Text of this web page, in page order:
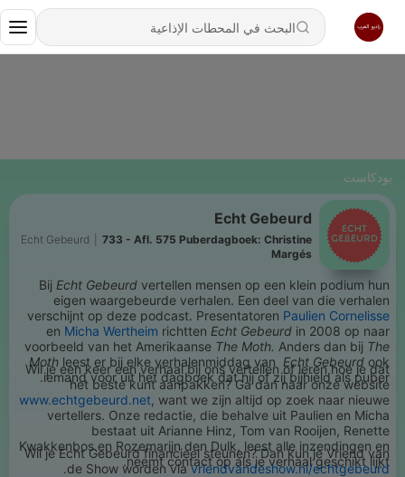
بودكاست
Echt Gebeurd
Echt Gebeurd
733 - Afl. 575 Puberdagboek: Christine
Margés
Bij Echt Gebeurd vertellen mensen op een klein podium hun
eigen waargebeurde verhalen. Een deel van die verhalen
verschijnt op deze podcast. Presentatoren Paulien Cornelisse
en Micha Wertheim richtten Echt Gebeurd in 2008 op naar
voorbeeld van het Amerikaanse The Moth. Anders dan bij The
Moth leest er bij elke verhalenmiddag van Echt Gebeurd ook
iemand voor uit het dagboek dat hij of zij bijhield als puber.
Wil je een keer een verhaal bij ons vertellen of leren hoe je dat
het beste kunt aanpakken? Ga dan naar onze website
www.echtgebeurd.net, want we zijn altijd op zoek naar nieuwe
vertellers. Onze redactie, die behalve uit Paulien en Micha
bestaat uit Arianne Hinz, Tom van Rooijen, Renette
Kwakkenbos en Rozemarijn den Dulk, leest alle inzendingen en
neemt contact op als je verhaal geschikt lijkt.
Wil je Echt Gebeurd financieel steunen? Dan kun je Vriend van
de Show worden viavriendvandeshow.nl/echtgebeurd
.